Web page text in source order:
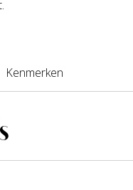
Kenmerken